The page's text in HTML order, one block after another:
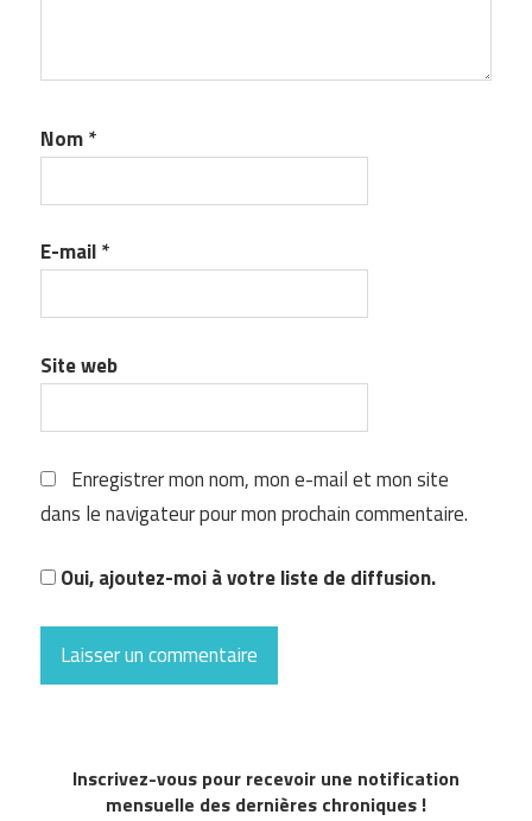
Nom*
E-mail*
Site web
Enregistrer mon nom, mon e-mail et mon site
dans le navigateur pour mon prochain commentaire.
Oui, ajoutez-moi à votre liste de diffusion.
Inscrivez-vous pour recevoir une notification
mensuelle des dernières chroniques !